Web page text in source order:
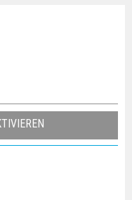
Freunde weiter.